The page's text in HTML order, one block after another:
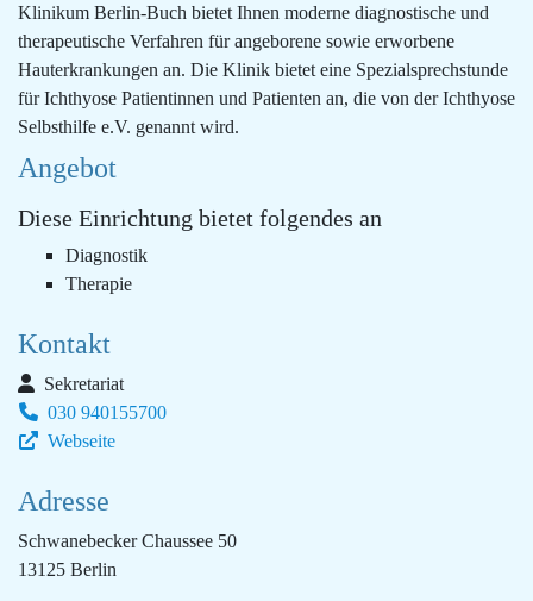
Klinikum Berlin-Buch bietet Ihnen moderne diagnostische und
therapeutische Verfahren für angeborene sowie erworbene
Hauterkrankungen an. Die Klinik bietet eine Spezialsprechstunde
für Ichthyose Patientinnen und Patienten an, die von der Ichthyose
Selbsthilfe e.V. genannt wird.
Angebot
Diese Einrichtung bietet folgendes an
Diagnostik
Therapie
Kontakt
Sekretariat
030 940155700
Webseite
Adresse
Schwanebecker Chaussee 50
13125 Berlin